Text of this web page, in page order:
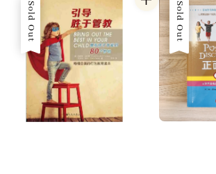
Sold Out Sold Out